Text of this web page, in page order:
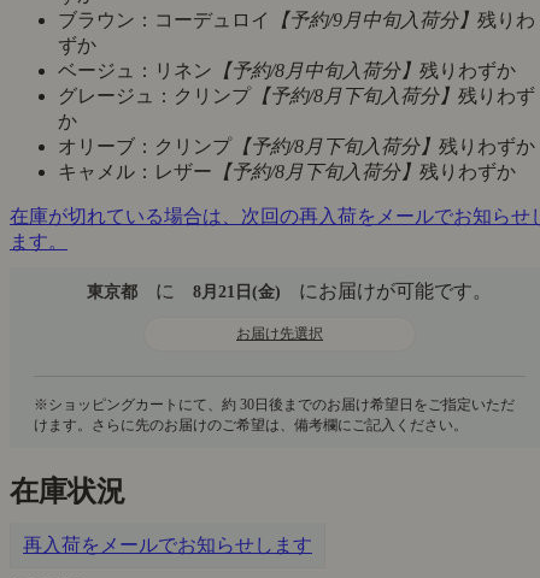
ブラウン：コーデュロイ
【予約/9月中旬入荷分】 残りわ
ずか
ベージュ：リネン 【予約/8月中旬入荷分】 残りわずか
グレージュ：クリンプ【予約/8月下旬入荷分】 残りわず
か
オリーブ：クリンプ【予約/8月下旬入荷分】 残りわずか
キャメル：レザー 【予約/8月下旬入荷分】 残りわずか
在庫が切れている場合は、次回の再入荷をメールでお知らせ
ます。
東京都 に 8月21日(金) にお届けが可能です。
お届け先選択
在庫状況
再入荷をメールでお知らせします